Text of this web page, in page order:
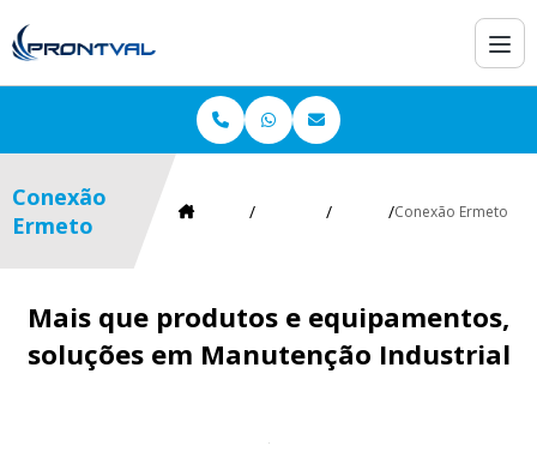
Conexão Ermeto
Conexão
Ermeto
Mais que produtos e equipamentos,
soluções em Manutenção Industrial